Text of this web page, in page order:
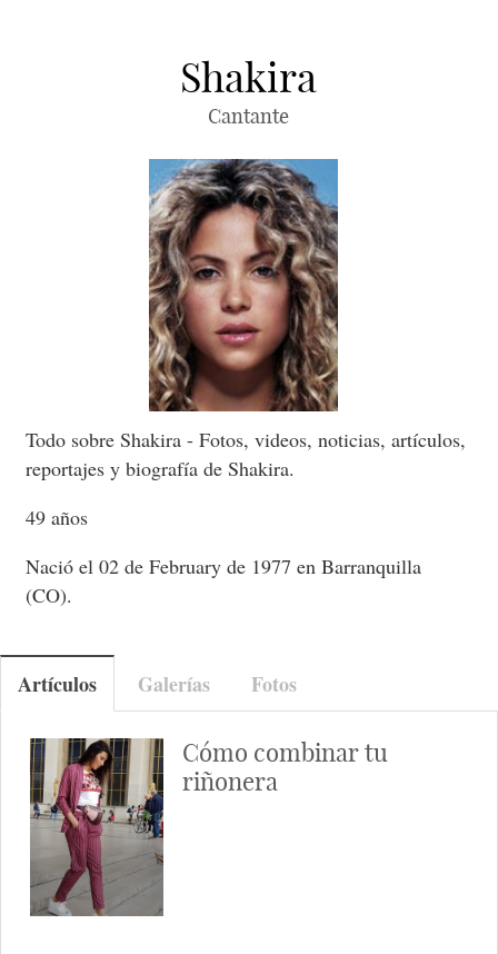
Shakira
Cantante
Todo sobre Shakira - Fotos, videos, noticias, artículos,
reportajes y biografía de Shakira.
49 años
Nació el 02 de February de 1977 en Barranquilla
(CO).
Artículos Galerías Fotos
Cómo combinar tu
riñonera